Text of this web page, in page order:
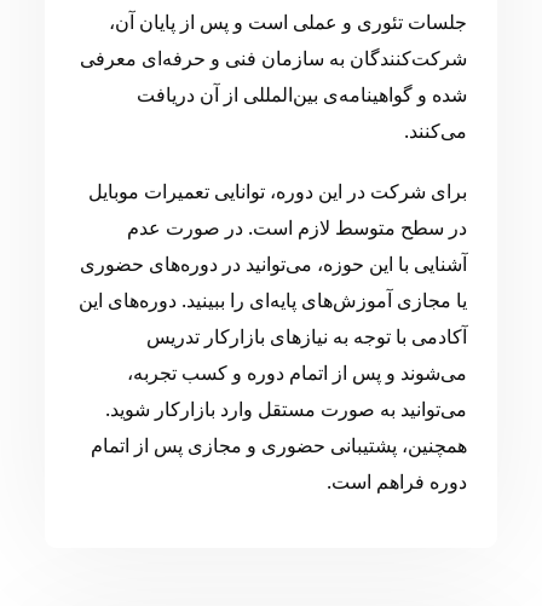
جلسات تئوری و عملی است و پس از پایان آن،
شرکت‌کنندگان به سازمان فنی و حرفه‌ای معرفی
شده و گواهینامه‌ی بین‌المللی از آن دریافت
می‌کنند.
برای شرکت در این دوره، توانایی تعمیرات موبایل
در سطح متوسط لازم است. در صورت عدم
آشنایی با این حوزه، می‌توانید در دوره‌های حضوری
یا مجازی آموزش‌های پایه‌ای را ببینید. دوره‌های این
آکادمی با توجه به نیازهای بازارکار تدریس
می‌شوند و پس از اتمام دوره و کسب تجربه،
می‌توانید به صورت مستقل وارد بازارکار شوید.
همچنین، پشتیبانی حضوری و مجازی پس از اتمام
دوره فراهم است.